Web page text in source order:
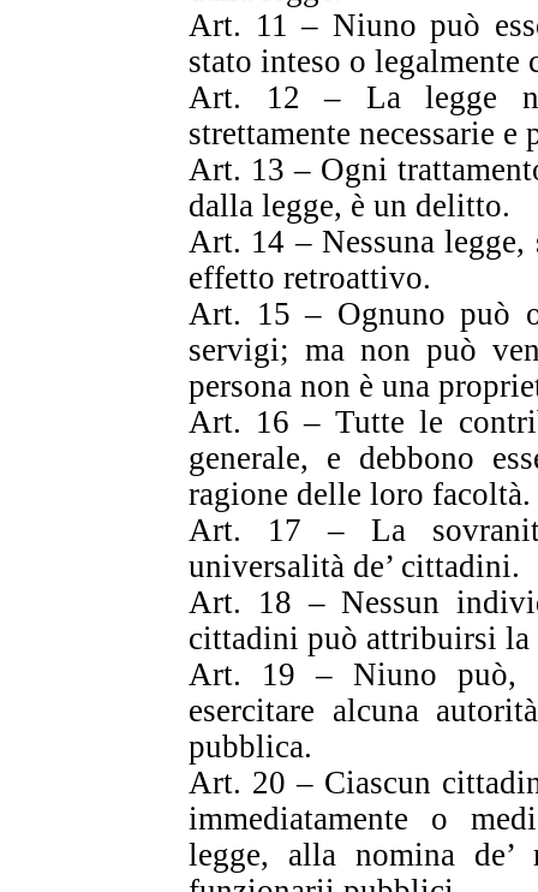
Art. 11 – Niuno può
stato inteso o legalmente
Art. 12 – La legge
strettamente necessarie
Art. 13 – Ogni
dalla legge, è un delitto.
Art. 14 – Nessuna
effetto retroattivo.
Art. 15 – Ognuno può
servigi; ma non può
persona non è una
Art. 16 – Tutte le
generale, e debbono
ragione delle loro facoltà.
Art. 17 – La
universalità de’ cittadini.
Art. 18 – Nessun
cittadini può attribuirsi la
Art. 19 – Niuno può,
esercitare alcuna
pubblica.
Art. 20 – Ciascun
immediatamente o
legge, alla nomina de’